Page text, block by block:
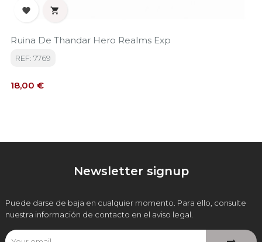
 
Ruina De Thandar Hero Realms Exp
REF: 7769
Precio
18,00 €
Newsletter signup
Puede darse de baja en cualquier momento. Para ello, consulte
nuestra información de contacto en el aviso legal.